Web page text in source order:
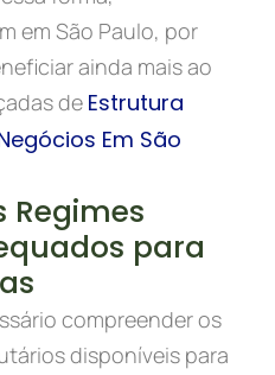
em São Paulo, por
ainda mais ao
de Estrutura
Em São
Regimes
para
compreender os
disponíveis para